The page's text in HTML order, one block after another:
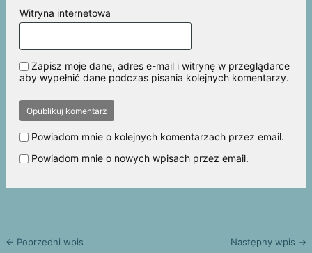
Witryna internetowa
Zapisz moje dane, adres e-mail i witrynę w przeglądarce
aby wypełnić dane podczas pisania kolejnych komentarzy.
Powiadom mnie o kolejnych komentarzach przez email.
Powiadom mnie o nowych wpisach przez email.
← Poprzedni wpis Następny wpis →